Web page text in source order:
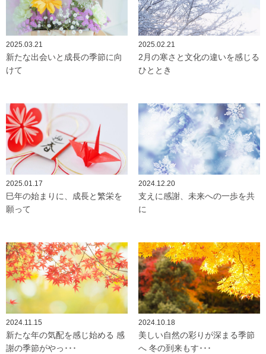
2025.03.21
新たな出会いと成長の季節に向
けて
2025.02.21
2月の寒さと文化の違いを感じる
ひととき
2025.01.17
巳年の始まりに、成長と繁栄を
願って
2024.12.20
支えに感謝、未来への一歩を共
に
2024.11.15
新たな年の気配を感じ始める 感
謝の季節がやっ･･･
2024.10.18
美しい自然の彩りが深まる季節
へ 冬の到来もす･･･